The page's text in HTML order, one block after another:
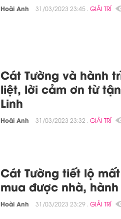
Hoài Anh 31/03/2023 23:45 . GIẢI TRÍ
Cát Tường và hành
liệt, lời cảm ơn từ
Linh
Hoài Anh 31/03/2023 23:32 . GIẢI TRÍ
Cát Tường tiết lộ
mua được nhà,
Hoài Anh 31/03/2023 23:29 . GIẢI TRÍ